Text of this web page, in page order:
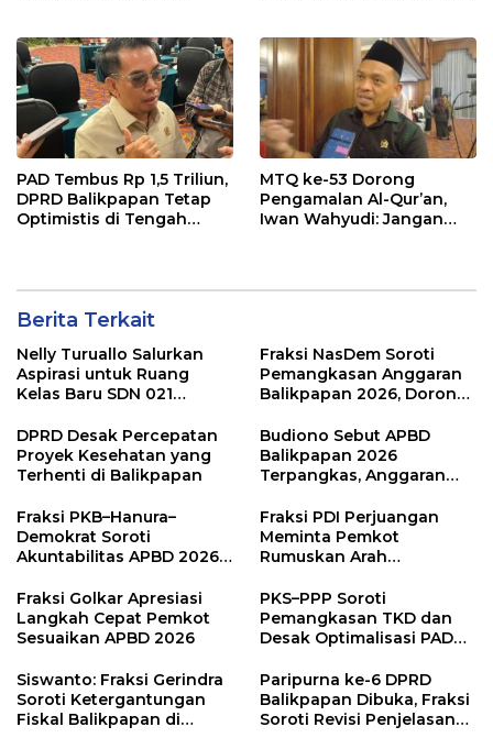
PAD Tembus Rp 1,5 Triliun,
DPRD Balikpapan Tetap
Optimistis di Tengah
MTQ ke-53 Dorong
Pengamalan Al-Qur’an,
Iwan Wahyudi: Jangan
Berita Terkait
Nelly Turuallo Salurkan
Aspirasi untuk Ruang
Kelas Baru SDN 021
Fraksi NasDem Soroti
Pemangkasan Anggaran
Balikpapan 2026, Dorong
Publik
DPRD Desak Percepatan
Proyek Kesehatan yang
Terhenti di Balikpapan
Budiono Sebut APBD
Balikpapan 2026
Terpangkas, Anggaran
Fraksi PKB–Hanura–
Demokrat Soroti
Akuntabilitas APBD 2026
Pengawasan Belanja
Modal
Fraksi PDI Perjuangan
Meminta Pemkot
Rumuskan Arah
Terukur sebagai
Penyangga IKN
Fraksi Golkar Apresiasi
Langkah Cepat Pemkot
Sesuaikan APBD 2026
PKS–PPP Soroti
Pemangkasan TKD dan
Desak Optimalisasi PAD
Balikpapan 2026
Siswanto: Fraksi Gerindra
Soroti Ketergantungan
Fiskal Balikpapan di
Paripurna ke-6 DPRD
Balikpapan Dibuka, Fraksi
Soroti Revisi Penjelasan